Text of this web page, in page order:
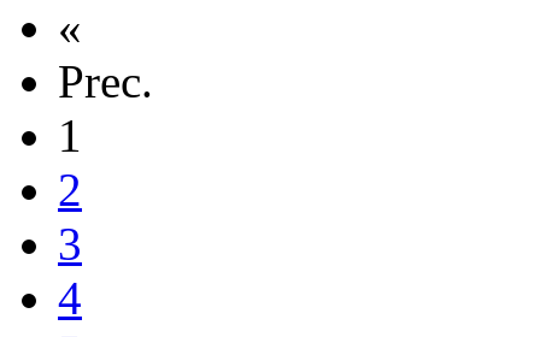
«
Prec.
1
2
3
4